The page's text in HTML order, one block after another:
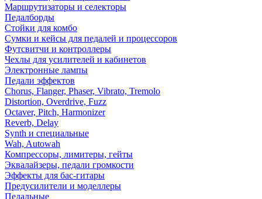
Маршрутизаторы и селекторы
Педалборды
Стойки для комбо
Сумки и кейсы для педалей и процессоров
Футсвитчи и контроллеры
Чехлы для усилителей и кабинетов
Электронные лампы
Педали эффектов
Chorus, Flanger, Phaser, Vibrato, Tremolo
Distortion, Overdrive, Fuzz
Octaver, Pitch, Harmonizer
Reverb, Delay
Synth и специальные
Wah, Autowah
Компрессоры, лимитеры, гейты
Эквалайзеры, педали громкости
Эффекты для бас-гитары
Предусилители и моделлеры
Педальные